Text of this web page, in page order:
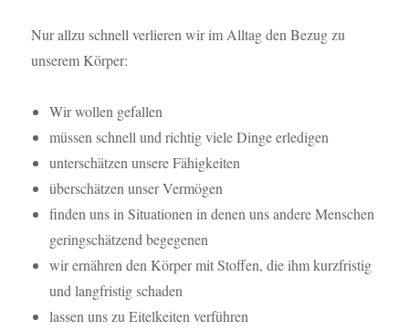
Nur allzu schnell verlieren wir im Alltag den Bezug zu
unserem Körper:
Wir wollen gefallen
müssen schnell und richtig viele Dinge erledigen
unterschätzen unsere Fähigkeiten
überschätzen unser Vermögen
finden uns in Situationen in denen uns andere Menschen
geringschätzend begegenen
wir ernähren den Körper mit Stoffen, die ihm kurzfristig
und langfristig schaden
lassen uns zu Eitelkeiten verführen